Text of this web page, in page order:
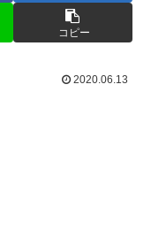
コピー
2020.06.13